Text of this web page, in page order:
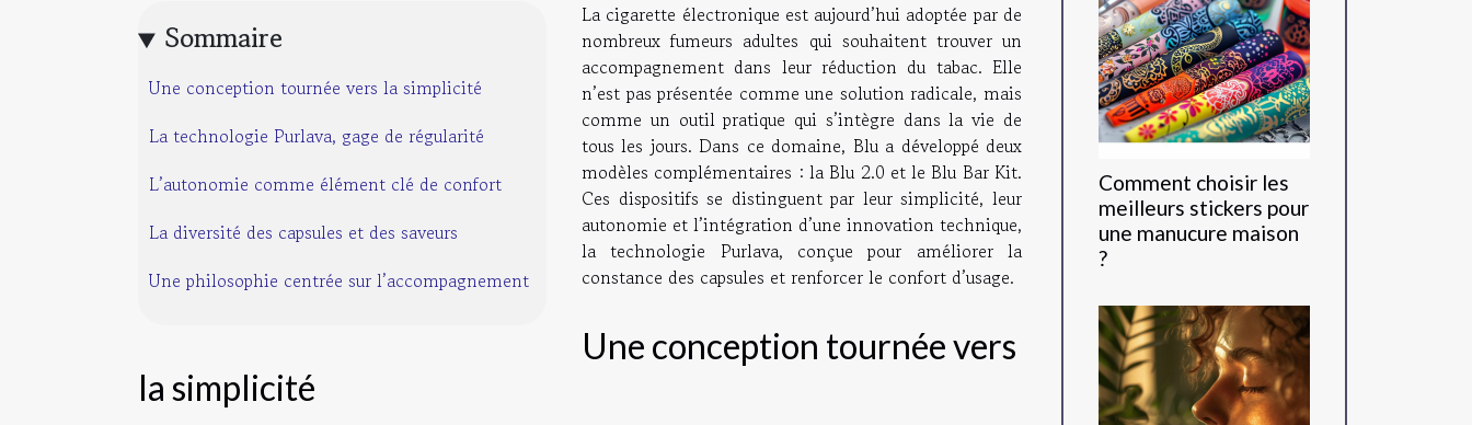
Sommaire
Une conception tournée vers la simplicité
La technologie Purlava, gage de régularité
L’autonomie comme élément clé de confort
La diversité des capsules et des saveurs
Une philosophie centrée sur l’accompagnement
La cigarette électronique est aujourd’hui adoptée par de
nombreux fumeurs adultes qui souhaitent trouver un
accompagnement dans leur réduction du tabac. Elle
n’est pas présentée comme une solution radicale, mais
comme un outil pratique qui s’intègre dans la vie de
tous les jours. Dans ce domaine, Blu a développé deux
modèles complémentaires : la Blu 2.0 et le Blu Bar Kit.
Ces dispositifs se distinguent par leur simplicité, leur
autonomie et l’intégration d’une innovation technique,
la technologie Purlava, conçue pour améliorer la
constance des capsules et renforcer le confort d’usage.
Une conception tournée vers
la simplicité
Comment choisir les
meilleurs stickers pour
une manucure maison
?